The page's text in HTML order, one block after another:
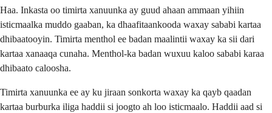
Haa. Inkasta oo timirta xanuunka ay guud ahaan ammaan yihiin
isticmaalka muddo gaaban, ka dhaafitaankooda waxay sababi kartaa
dhibaatooyin. Timirta menthol ee badan maalintii waxay ka sii dari
kartaa xanaaqa cunaha. Menthol-ka badan wuxuu kaloo sababi karaa
dhibaato caloosha.
Timirta xanuunka ee ay ku jiraan sonkorta waxay ka qayb qaadan
kartaa burburka iliga haddii si joogto ah loo isticmaalo. Haddii aad si